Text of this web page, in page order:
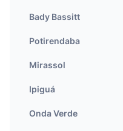
Bady Bassitt
Potirendaba
Mirassol
Ipiguá
Onda Verde